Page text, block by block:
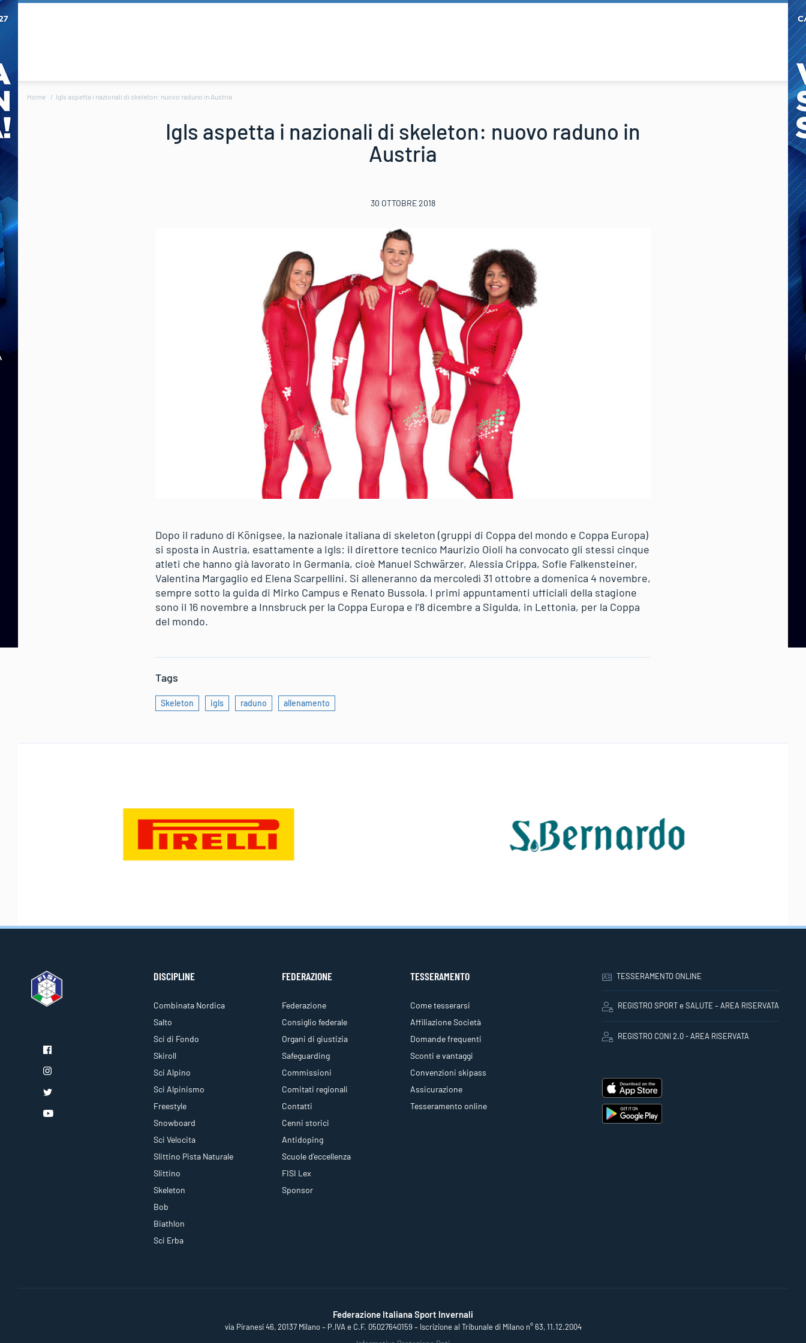
Home Igls aspetta i nazionali di skeleton: nuovo raduno in Austria
Igls aspetta i nazionali di skeleton: nuovo raduno in
Austria
30 OTTOBRE 2018
Dopo il raduno di Königsee, la nazionale italiana di skeleton (gruppi di Coppa del mondo e Coppa Europa)
si sposta in Austria, esattamente a Igls: il direttore tecnico Maurizio Oioli ha convocato gli stessi cinque
atleti che hanno già lavorato in Germania, cioè Manuel Schwärzer, Alessia Crippa, Sofie Falkensteiner,
Valentina Margaglio ed Elena Scarpellini. Si alleneranno da mercoledì 31 ottobre a domenica 4 novembre,
sempre sotto la guida di Mirko Campus e Renato Bussola. I primi appuntamenti ufficiali della stagione
sono il 16 novembre a Innsbruck per la Coppa Europa e l’8 dicembre a Sigulda, in Lettonia, per la Coppa
del mondo.
Tags
Skeleton igls raduno allenamento
DISCIPLINE
Combinata Nordica
Salto
Sci di Fondo
Skiroll
Sci Alpino
Sci Alpinismo
Freestyle
Snowboard
Sci Velocita
Slittino Pista Naturale
Slittino
Skeleton
Bob
Biathlon
Sci Erba
FEDERAZIONE
Federazione
Consiglio federale
Organi di giustizia
Safeguarding
Commissioni
Comitati regionali
Contatti
Cenni storici
Antidoping
Scuole d'eccellenza
FISI Lex
Sponsor
TESSERAMENTO
Come tesserarsi
Affiliazione Società
Domande frequenti
Sconti e vantaggi
Convenzioni skipass
Assicurazione
Tesseramento online
TESSERAMENTO ONLINE
REGISTRO SPORT e SALUTE – AREA RISERVATA
REGISTRO CONI 2.0 - AREA RISERVATA
Federazione Italiana Sport Invernali
via Piranesi 46, 20137 Milano – P.IVA e C.F. 05027640159 – Iscrizione al Tribunale di Milano n° 63, 11.12.2004